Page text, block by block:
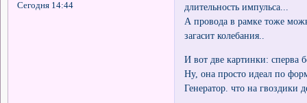
Сегодня 14:44
длительность импульса...
А провода в рамке тоже
загасит колебания..
И вот две картинки:
Ну, она просто идеал по
Генератор. что на гвоздики